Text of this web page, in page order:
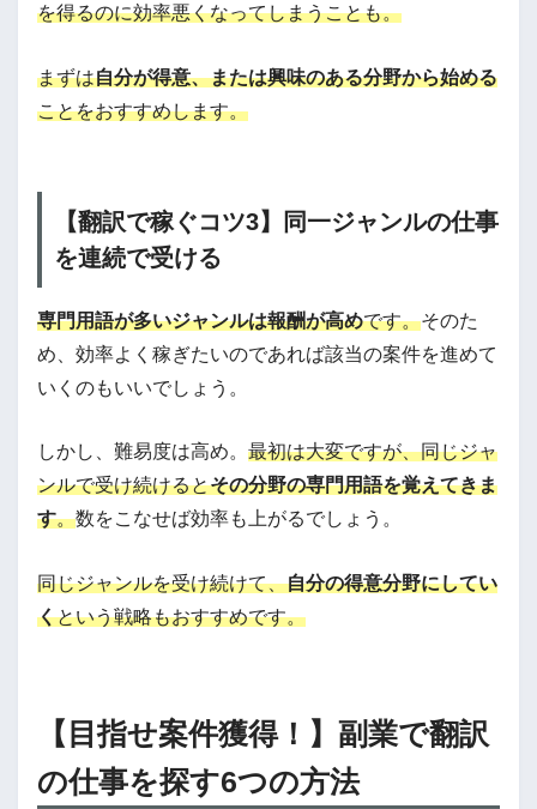
を得るのに効率悪くなってしまうことも。
まずは自分が得意、または興味のある分野から始める
ことをおすすめします。
【翻訳で稼ぐコツ3】同一ジャンルの仕事
を連続で受ける
専門用語が多いジャンルは報酬が高めです。そのた
め、効率よく稼ぎたいのであれば該当の案件を進めて
いくのもいいでしょう。
しかし、難易度は高め。 最初は大変ですが、同じジャ
ンルで受け続けるとその分野の専門用語を覚えてきま
す。数をこなせば効率も上がるでしょう。
同じジャンルを受け続けて、自分の得意分野にしてい
くという戦略もおすすめです。
【目指せ案件獲得！】副業で翻訳
の仕事を探す6つの方法